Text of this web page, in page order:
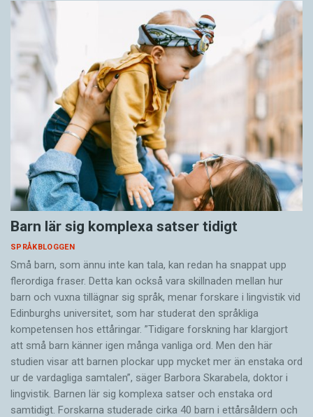
Barn lär sig komplexa satser tidigt
SPRÅKBLOGGEN
Små barn, som ännu inte kan tala, kan redan ha snappat upp
flerordiga fraser. Detta kan också vara skillnaden mellan hur
barn och vuxna tillägnar sig språk, menar forskare i lingvistik vid
Edinburghs universitet, som har studerat den språkliga
kompetensen hos ettåringar. ”Tidigare forskning har klargjort
att små barn känner igen många vanliga ord. Men den här
studien visar att barnen plockar upp mycket mer än enstaka ord
ur de vardagliga samtalen”, säger Barbora Skarabela, doktor i
lingvistik. Barnen lär sig komplexa satser och enstaka ord
samtidigt. Forskarna studerade cirka 40 barn i ettårsåldern och